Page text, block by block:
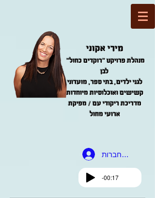
מירי אקוני
"מנהלת פרויקט "רוקדים כחול
לבן
לגני ילדים, בתי ספר, מועדוני
קשישים ואוכלוסיות מיוחדות
מדריכת ריקודי עם / מפיקת
ארועי מחול
להתחברות
-00:17